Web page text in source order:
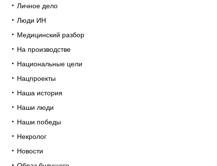
Личное дело
Люди ИН
Медицинский разбор
На производстве
Национальные цели
Нацпроекты
Наша история
Наши люди
Наши победы
Некролог
Новости